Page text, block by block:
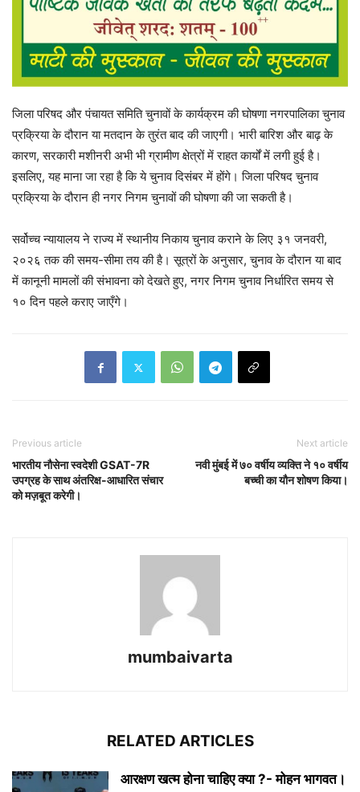
जिला परिषद और पंचायत समिति चुनावों के कार्यक्रम की घोषणा नगरपालिका चुनाव
प्रक्रिया के दौरान या मतदान के तुरंत बाद की जाएगी। भारी बारिश और बाढ़ के
कारण, सरकारी मशीनरी अभी भी ग्रामीण क्षेत्रों में राहत कार्यों में लगी हुई है।
इसलिए, यह माना जा रहा है कि ये चुनाव दिसंबर में होंगे। जिला परिषद चुनाव
प्रक्रिया के दौरान ही नगर निगम चुनावों की घोषणा की जा सकती है।
सर्वोच्च न्यायालय ने राज्य में स्थानीय निकाय चुनाव कराने के लिए ३१ जनवरी,
२०२६ तक की समय-सीमा तय की है। सूत्रों के अनुसार, चुनाव के दौरान या बाद
में कानूनी मामलों की संभावना को देखते हुए, नगर निगम चुनाव निर्धारित समय से
१० दिन पहले कराए जाएँगे।
Previous article
भारतीय नौसेना स्वदेशी GSAT-7R
उपग्रह के साथ अंतरिक्ष-आधारित संचार
को मज़बूत करेगी।
Next article
नवी मुंबई में ७० वर्षीय व्यक्ति ने १० वर्षीय
बच्ची का यौन शोषण किया।
mumbaivarta
RELATED ARTICLES
आरक्षण खत्म होना चाहिए क्या ?- मोहन भागवत।